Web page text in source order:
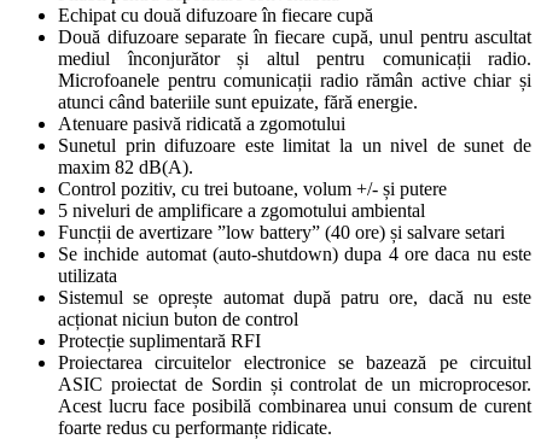
Echipat cu două difuzoare în fiecare cupă
Două difuzoare separate în fiecare cupă, unul pentru ascultat
mediul înconjurător și altul pentru comunicații radio.
Microfoanele pentru comunicații radio rămân active chiar și
atunci când bateriile sunt epuizate, fără energie.
Atenuare pasivă ridicată a zgomotului
Sunetul prin difuzoare este limitat la un nivel de sunet de
maxim 82 dB(A).
Control pozitiv, cu trei butoane, volum +/- și putere
5 niveluri de amplificare a zgomotului ambiental
Funcții de avertizare ”low battery” (40 ore) și salvare setari
Se inchide automat (auto-shutdown) dupa 4 ore daca nu este
utilizata
Sistemul se oprește automat după patru ore, dacă nu este
acționat niciun buton de control
Protecție suplimentară RFI
Proiectarea circuitelor electronice se bazează pe circuitul
ASIC proiectat de Sordin și controlat de un microprocesor.
Acest lucru face posibilă combinarea unui consum de curent
foarte redus cu performanțe ridicate.